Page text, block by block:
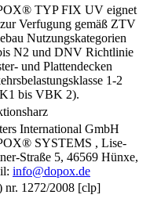
TYP FIX UV eignet
Verfugung gemäß ZTV
Nutzungskategorien
N2 und DNV Richtlinie
und Plattendecken
1-2
bis VBK 2).
International GmbH
SYSTEMS , Lise-
Straße 5, 46569 Hünxe,
info@dopox.de
nr. 1272/2008 [clp]